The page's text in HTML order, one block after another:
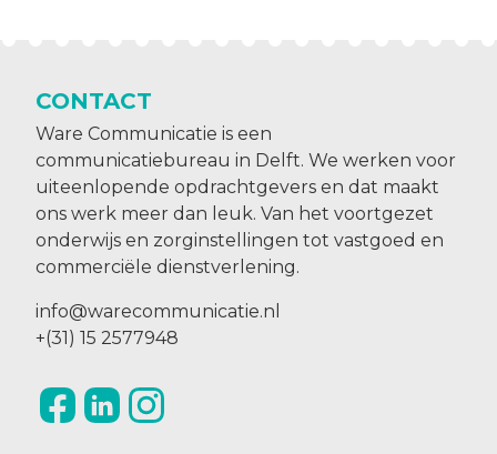
CONTACT
Ware Communicatie is een
communicatiebureau in Delft. We werken voor
uiteenlopende opdrachtgevers en dat maakt
ons werk meer dan leuk. Van het voortgezet
onderwijs en zorginstellingen tot vastgoed en
commerciële dienstverlening.
info@warecommunicatie.nl
+(31) 15 2577948